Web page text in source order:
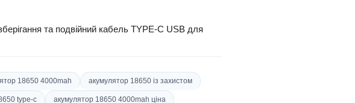
та подвійний кабель TYPE-C USB для
18650 4000mah акумулятор 18650 із захистом
type-c акумулятор 18650 4000mah ціна